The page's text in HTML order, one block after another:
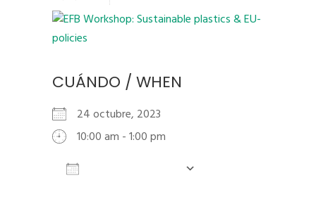
CUÁNDO / WHEN
24 octubre, 2023
10:00 am - 1:00 pm